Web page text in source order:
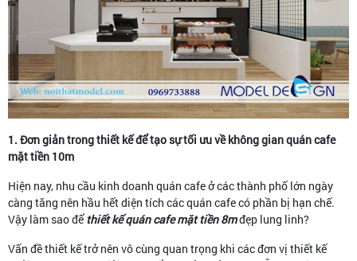
1. Đơn giản trong thiết kế để tạo sự tối ưu về không gian quán cafe
mặt tiền 10m
Hiện nay, nhu cầu kinh doanh quán cafe ở các thành phố lớn ngày
càng tăng nên hầu hết diện tích các quán cafe có phần bị hạn chế.
Vậy làm sao đểthiết kế quán cafe mặt tiền 8mđẹp lung linh?
Vấn đề thiết kế trở nên vô cùng quan trọng khi các đơn vị thiết kế